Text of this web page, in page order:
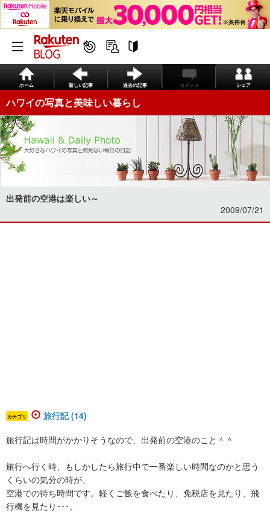
ホーム 新しい記事 過去の記事 コメント シェア
ハワイの写真と美味しい暮らし
出発前の空港は楽しい～
2009/07/21
カテゴリ 旅行記 (14)
旅行記は時間がかかりそうなので、出発前の空港のこと＾＾
旅行へ行く時、もしかしたら旅行中で一番楽しい時間なのかと思う
くらいの気分の時が、
空港での待ち時間です。軽くご飯を食べたり、免税店を見たり、飛
行機を見たり･･･。